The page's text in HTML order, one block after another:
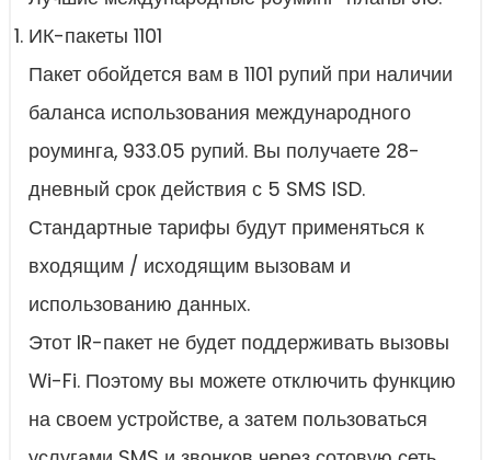
ИК-пакеты 1101
Пакет обойдется вам в 1101 рупий при наличии
баланса использования международного
роуминга, 933.05 рупий. Вы получаете 28-
дневный срок действия с 5 SMS ISD.
Стандартные тарифы будут применяться к
входящим / исходящим вызовам и
использованию данных.
Этот IR-пакет не будет поддерживать вызовы
Wi-Fi. Поэтому вы можете отключить функцию
на своем устройстве, а затем пользоваться